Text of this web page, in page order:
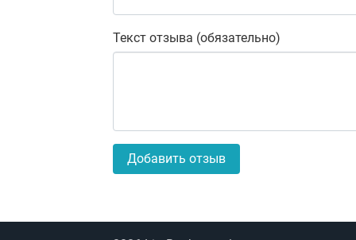
Текст отзыва (обязательно)
Добавить отзыв